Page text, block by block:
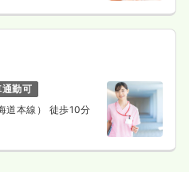
通勤可
道本線） 徒歩10分